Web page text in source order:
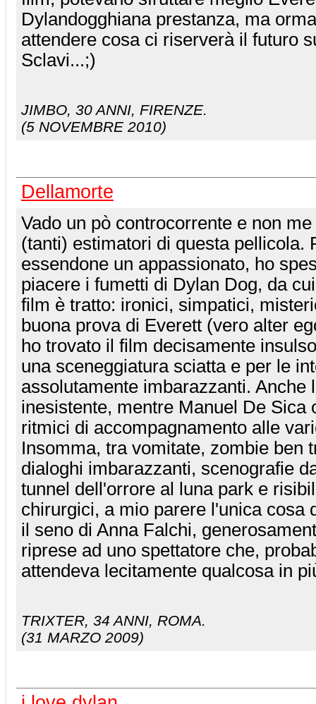
Dylandogghiana prestanza, ma
attendere cosa ci riserverà il futuro
Sclavi...;)
JIMBO, 30 ANNI, FIRENZE.
(5 NOVEMBRE 2010)
Dellamorte
Vado un pò controcorrente e non
(tanti) estimatori di questa pellicola.
essendone un appassionato, ho
piacere i fumetti di Dylan Dog, da
film è tratto: ironici, simpatici,
buona prova di Everett (vero alter
ho trovato il film decisamente
una sceneggiatura sciatta e per le
assolutamente imbarazzanti. Anche
inesistente, mentre Manuel De Sica
ritmici di accompagnamento alle
Insomma, tra vomitate, zombie ben
dialoghi imbarazzanti, scenografie
tunnel dell'orrore al luna park e
chirurgici, a mio parere l'unica cosa
il seno di Anna Falchi,
riprese ad uno spettatore che,
attendeva lecitamente qualcosa in
TRIXTER, 34 ANNI, ROMA.
(31 MARZO 2009)